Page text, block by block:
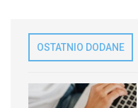
OSTATNIO DODANE